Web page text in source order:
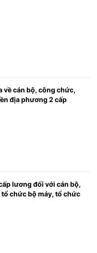
về cán bộ, công chức,
địa phương 2 cấp
lương đối với cán bộ,
chức bộ máy, tổ chức